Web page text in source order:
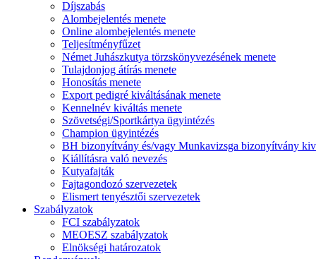
Díjszabás
Alombejelentés menete
Online alombejelentés menete
Teljesítményfűzet
Német Juhászkutya törzskönyvezésének menete
Tulajdonjog átírás menete
Honosítás menete
Export pedigré kiváltásának menete
Kennelnév kiváltás menete
Szövetségi/Sportkártya ügyintézés
Champion ügyintézés
BH bizonyítvány és/vagy Munkavizsga bizonyítvány
Kiállításra való nevezés
Kutyafajták
Fajtagondozó szervezetek
Elismert tenyésztői szervezetek
Szabályzatok
FCI szabályzatok
MEOESZ szabályzatok
Elnökségi határozatok